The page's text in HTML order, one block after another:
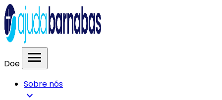
Doe menu
Sobre nós
expand_more